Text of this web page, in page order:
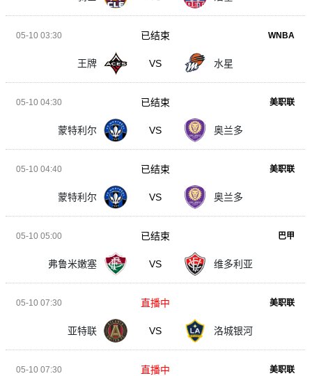
05-10 03:30 WNBA
王牌 VS 水星
已结束
05-10 04:30 美职联
蒙特利尔 VS 奥兰多
已结束
05-10 04:40 美职联
蒙特利尔 VS 奥兰多
已结束
05-10 05:00 巴甲
弗鲁米嫩塞 VS 维多利亚
已结束
05-10 07:30 美职联
亚特联 VS 洛城银河
直播中
05-10 07:30 美职联
直播中